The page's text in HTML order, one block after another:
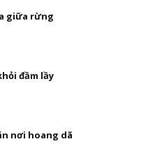
giữa rừng
đầm lầy
nơi hoang dã